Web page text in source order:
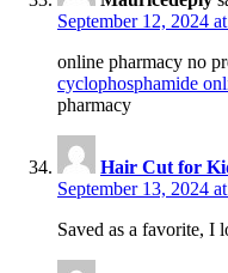
September 12, 2024
online pharmacy no
cyclophosphamide
pharmacy
Hair Cut for
September 13, 2024
Saved as a favorite, I